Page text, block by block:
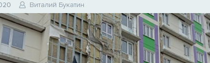
Виталий Букатин